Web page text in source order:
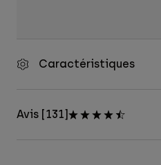
Caractéristiques
Avis [131]